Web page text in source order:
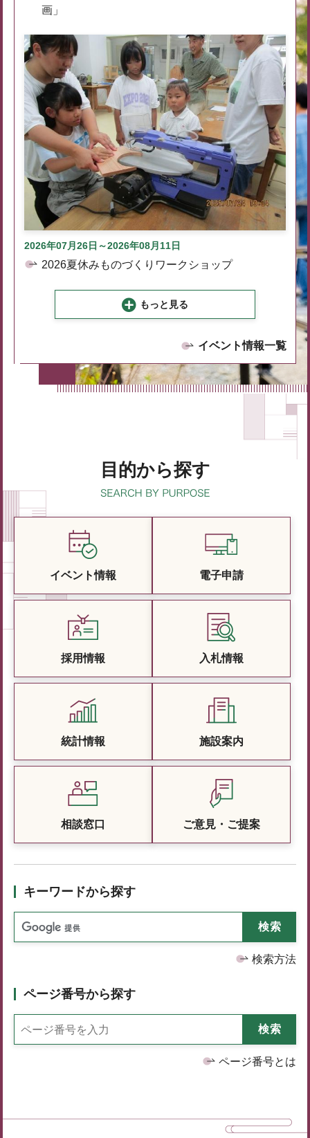
画」
2026年07月26日～2026年08月11日
2026夏休みものづくりワークショップ
もっと見る
イベント情報一覧
目的から探す
イベント情報 電子申請
採用情報 入札情報
統計情報 施設案内
相談窓口 ご意見・ご提案
キーワードから探す
検索方法
ページ番号から探す
ページ番号とは